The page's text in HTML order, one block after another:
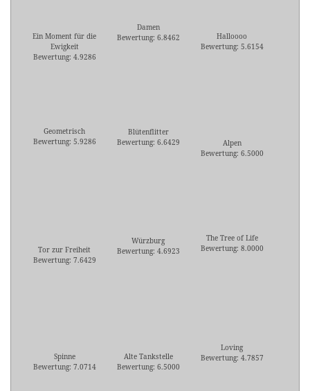
Ein Moment für die
Ewigkeit
Bewertung: 4.9286
Damen
Bewertung: 6.8462
Halloooo
Bewertung: 5.6154
Geometrisch
Bewertung: 5.9286
Blütenflitter
Bewertung: 6.6429
Alpen
Bewertung: 6.5000
Tor zur Freiheit
Bewertung: 7.6429
Würzburg
Bewertung: 4.6923
The Tree of Life
Bewertung: 8.0000
Spinne
Bewertung: 7.0714
Alte Tankstelle
Bewertung: 6.5000
Loving
Bewertung: 4.7857